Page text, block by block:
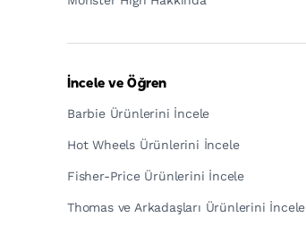
İncele ve Öğren
Barbie Ürünlerini İncele
Hot Wheels Ürünlerini İncele
Fisher-Price Ürünlerini İncele
Thomas ve Arkadaşları Ürünlerini İncele